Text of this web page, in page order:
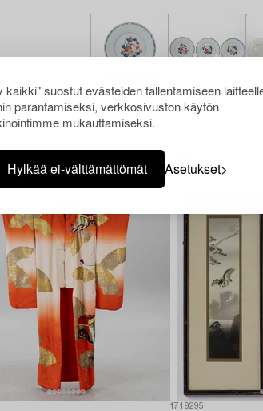
suostut evästeiden tallentamiseen
parantamiseksi, verkkosivuston käytön
mukauttamiseksi.
Hylkää ei-välttämättömät Asetukset
katsomia kohteita
1719295